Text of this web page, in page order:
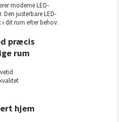
moderne LED-
justerbare LED-
dit rum efter behov.
præcis
rum
hjem